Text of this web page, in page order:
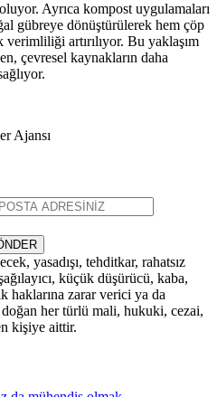
Ayrıca kompost uygulamaları
gübreye dönüştürülerek hem çöp
verimliliği artırılıyor. Bu yaklaşım
çevresel kaynakların daha
Ajansı
yasadışı, tehditkar, rahatsız
küçük düşürücü, kaba,
haklarına zarar verici ya da
her türlü mali, hukuki, cezai,
kişiye aittir.